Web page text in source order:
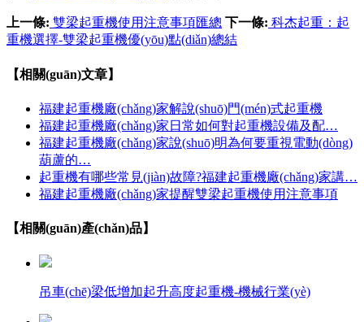
上一條: 雙梁起重機使用注意事項匯總 下一條: 科杰起重：起
重機選擇-雙梁起重機優(yōu)點(diǎn)總結
【相關(guān)文章】
福建起重機廠(chǎng)家解說(shuō)門(mén)式起重機
福建起重機廠(chǎng)家日常如何對起重機設備及配…
福建起重機廠(chǎng)家說(shuō)明為何要重視電動(dòng)
葫蘆的…
起重機有哪些常見(jiàn)故障?福建起重機廠(chǎng)家講…
福建起重機廠(chǎng)家提醒雙梁起重機使用注意事項
【相關(guān)產(chǎn)品】
吊車(chē)梁低增加起升高度起重機-機械行業(yè)